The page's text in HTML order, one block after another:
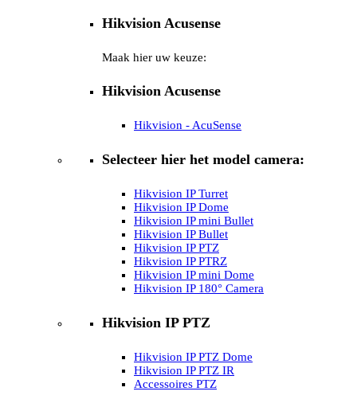
Hikvision Acusense
Maak hier uw keuze:
Hikvision Acusense
Hikvision - AcuSense
Selecteer hier het model camera:
Hikvision IP Turret
Hikvision IP Dome
Hikvision IP mini Bullet
Hikvision IP Bullet
Hikvision IP PTZ
Hikvision IP PTRZ
Hikvision IP mini Dome
Hikvision IP 180° Camera
Hikvision IP PTZ
Hikvision IP PTZ Dome
Hikvision IP PTZ IR
Accessoires PTZ